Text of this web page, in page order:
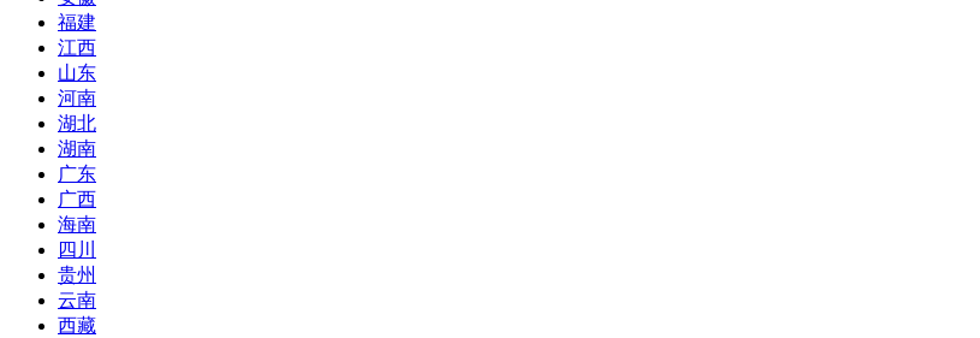
福建
江西
山东
河南
湖北
湖南
广东
广西
海南
四川
贵州
云南
西藏